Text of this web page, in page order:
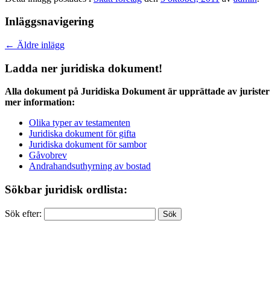
Inläggsnavigering
← Äldre inlägg
Ladda ner juridiska dokument!
Alla dokument på Juridiska Dokument är upprättade av jurister
mer information:
Olika typer av testamenten
Juridiska dokument för gifta
Juridiska dokument för sambor
Gåvobrev
Andrahandsuthyrning av bostad
Sökbar juridisk ordlista:
Sök efter: